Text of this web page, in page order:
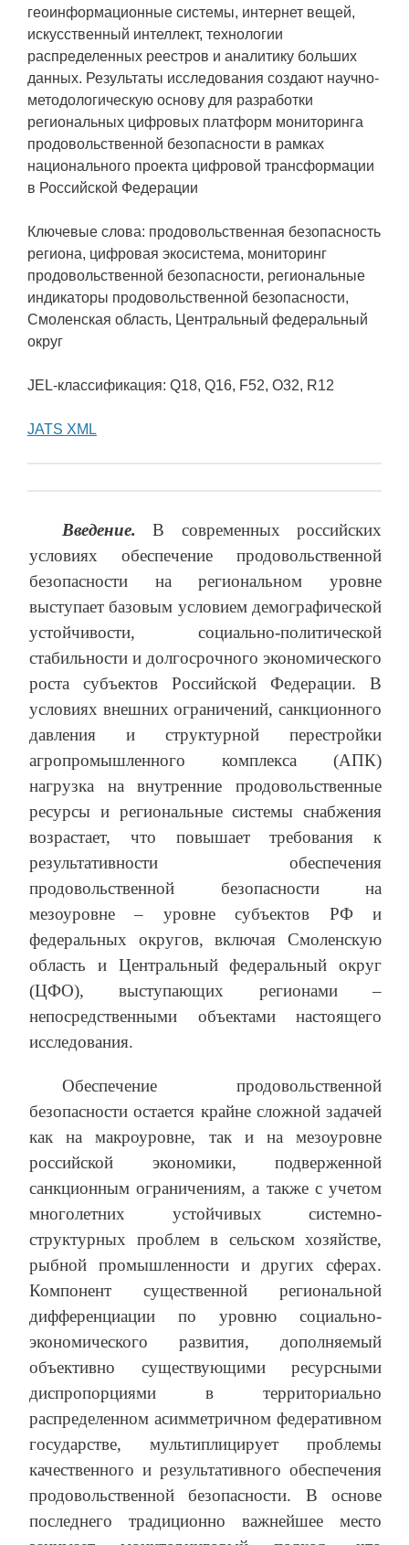
геоинформационные системы, интернет вещей,
искусственный интеллект, технологии
распределенных реестров и аналитику больших
данных. Результаты исследования создают научно-
методологическую основу для разработки
региональных цифровых платформ мониторинга
продовольственной безопасности в рамках
национального проекта цифровой трансформации
в Российской Федерации
Ключевые слова: продовольственная безопасность
региона, цифровая экосистема, мониторинг
продовольственной безопасности, региональные
индикаторы продовольственной безопасности,
Смоленская область, Центральный федеральный
округ
JEL-классификация: Q18, Q16, F52, O32, R12
JATS XML
Введение.
В современных российских
условиях обеспечение продовольственной
безопасности на региональном уровне
выступает базовым условием демографической
устойчивости, социально‑политической
стабильности и долгосрочного экономического
роста субъектов Российской Федерации. В
условиях внешних ограничений, санкционного
давления и структурной перестройки
агропромышленного комплекса (АПК)
нагрузка на внутренние продовольственные
ресурсы и региональные системы снабжения
возрастает, что повышает требования к
результативности обеспечения
продовольственной безопасности на
мезоуровне – уровне субъектов РФ и
федеральных округов, включая Смоленскую
область и Центральный федеральный округ
(ЦФО), выступающих регионами –
непосредственными объектами настоящего
исследования.
Обеспечение продовольственной
безопасности остается крайне сложной задачей
как на макроуровне, так и на мезоуровне
российской экономики, подверженной
санкционным ограничениям, а также с учетом
многолетних устойчивых системно-
структурных проблем в сельском хозяйстве,
рыбной промышленности и других сферах.
Компонент существенной региональной
дифференциации по уровню социально-
экономического развития, дополняемый
объективно существующими ресурсными
диспропорциями в территориально
распределенном асимметричном федеративном
государстве, мультиплицирует проблемы
качественного и результативного обеспечения
продовольственной безопасности. В основе
последнего традиционно важнейшее место